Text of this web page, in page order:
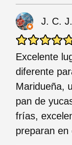
J. C.
Excelente
diferente
Maridueña,
pan de
frías,
preparan en